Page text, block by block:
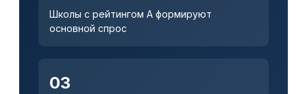
Школы с рейтингом A формируют
основной спрос
03